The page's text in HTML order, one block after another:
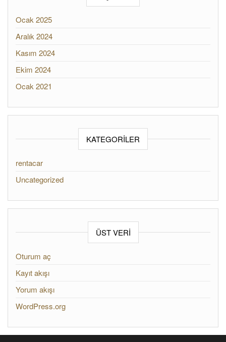
Ocak 2025
Aralık 2024
Kasım 2024
Ekim 2024
Ocak 2021
KATEGORILER
rentacar
Uncategorized
ÜST VERI
Oturum aç
Kayıt akışı
Yorum akışı
WordPress.org